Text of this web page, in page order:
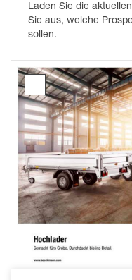
Laden Sie die
Sie aus, welche
sollen.
Prospekt
Hochlader